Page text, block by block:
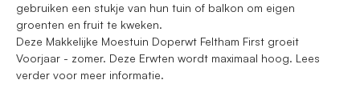
gebruiken een stukje van hun tuin of balkon om eigen
groenten en fruit te kweken.
Deze Makkelijke Moestuin Doperwt Feltham First groeit
Voorjaar - zomer. Deze Erwten wordt maximaal hoog. Lees
verder voor meer informatie.